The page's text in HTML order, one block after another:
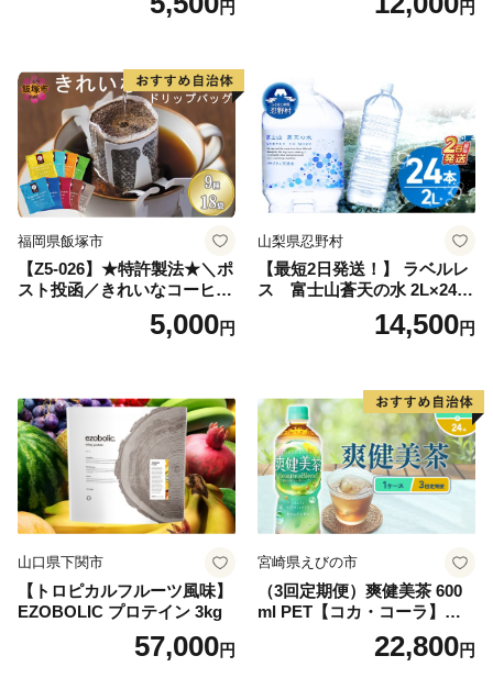
円
備品 おちゃ ocha 茶葉 緑茶
小分け お土産 お取り寄せ グ
ルメ 福岡 九州 福岡県 国産
日本 ふかむし茶 ふかむし 家
庭用 自宅用 ちゃ りょくちゃ
ふかむしちゃ 急須 甘み 川崎
町 送料無料
円
福岡県飯塚市
【Z5-026】★特許製法★＼ポ
スト投函／きれいなコーヒー
ドリップバッグ9種セット(18
袋)ゆうパケットでお届け！
5,000円
山梨県忍野村
【最短2日発送！】 ラベルレ
ス 富士山蒼天の水 2L×24本
（4ケース）※離島不可 天然
水 ミネラルウォーター 水 ペ
産 シリカ ミネラル 美容 備蓄
防災 長期保存 富士山 山梨県
忍野村
14,500円
山口県下関市
【トロピカルフルーツ風味】
EZOBOLIC プロテイン 3kg
57,000円
宮崎県えびの市
（3回定期便）爽健美茶 600
ml PET【コカ・コーラ】ペ
ットボトル 1ケース(24本) 定
期便 3回(72本) セット お茶
22,800円